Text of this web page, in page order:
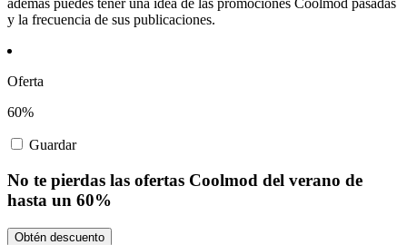
además puedes tener una idea de las promociones Coolmod pasadas
y la frecuencia de sus publicaciones.
Oferta
60%
Guardar
No te pierdas las ofertas Coolmod del verano de
hasta un 60%
Obtén descuento